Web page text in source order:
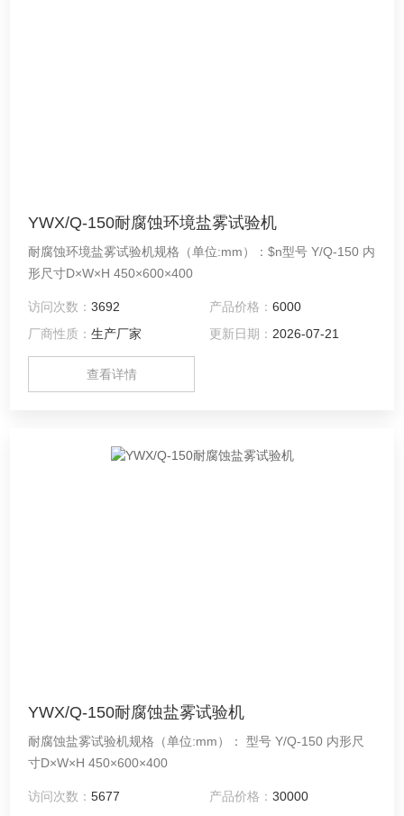
YWX/Q-150耐腐蚀环境盐雾试验机
耐腐蚀环境盐雾试验机规格（单位:mm）：$n型号 Y/Q-150 内
形尺寸D×W×H 450×600×400
访问次数：3692 产品价格： 6000
厂商性质：生产厂家 更新日期： 2026-07-21
查看详情
YWX/Q-150耐腐蚀盐雾试验机
耐腐蚀盐雾试验机规格（单位:mm）： 型号 Y/Q-150 内形尺
寸D×W×H 450×600×400
访问次数：5677 产品价格： 30000